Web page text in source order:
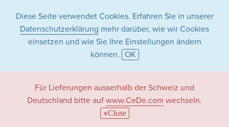
Diese Seite verwendet Cookies. Erfahren Sie in unserer
Datenschutzerklärung mehr darüber, wie wir Cookies
einsetzen und wie Sie Ihre Einstellungen ändern
können. OK
Für Lieferungen ausserhalb der Schweiz und
Deutschland bitte auf www.CeDe.com wechseln.
Close